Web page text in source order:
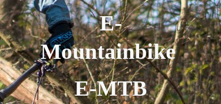
E-
Mountainbike
E-MTB